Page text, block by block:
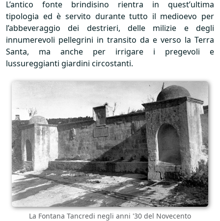
L’antico fonte brindisino rientra in quest’ultima
tipologia ed è servito durante tutto il medioevo per
l’abbeveraggio dei destrieri, delle milizie e degli
innumerevoli pellegrini in transito da e verso la Terra
Santa, ma anche per irrigare i pregevoli e
lussureggianti giardini circostanti.
La Fontana Tancredi negli anni '30 del Novecento